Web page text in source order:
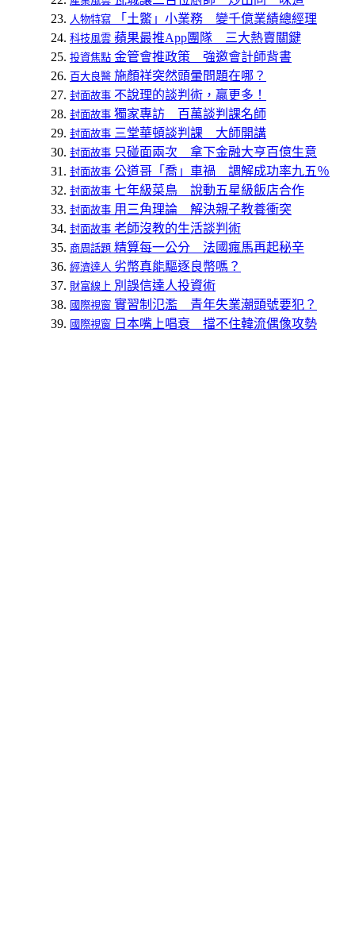
人物特寫 「土鱉」小業務 變千億業績總經理
科技風雲 蘋果最推App團隊 三大熱賣關鍵
投資焦點 金管會推政策 強邀會計師背書
百大良醫 施顏祥突然頭暈問題在哪？
封面故事 不說理的談判術，贏更多！
封面故事 獨家專訪 百萬談判課名師
封面故事 三堂華頓談判課 大師開講
封面故事 只碰面兩次 拿下金融大亨百億生意
封面故事 公道哥「喬」車禍 調解成功率九五％
封面故事 七年級菜鳥 說動五星級飯店合作
封面故事 用三角理論 解決親子教養衝突
封面故事 老師沒教的生活談判術
商周話題 精算每一公分 法國瘋馬再起秘辛
經濟達人 劣幣真能驅逐良幣嗎？
財富線上 別誤信達人投資術
國際視窗 實習制氾濫 青年失業潮頭號要犯？
國際視窗 日本嘴上唱衰 擋不住韓流偶像攻勢